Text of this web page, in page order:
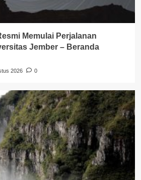
Memulai Perjalanan
Jember – Beranda
2026 0